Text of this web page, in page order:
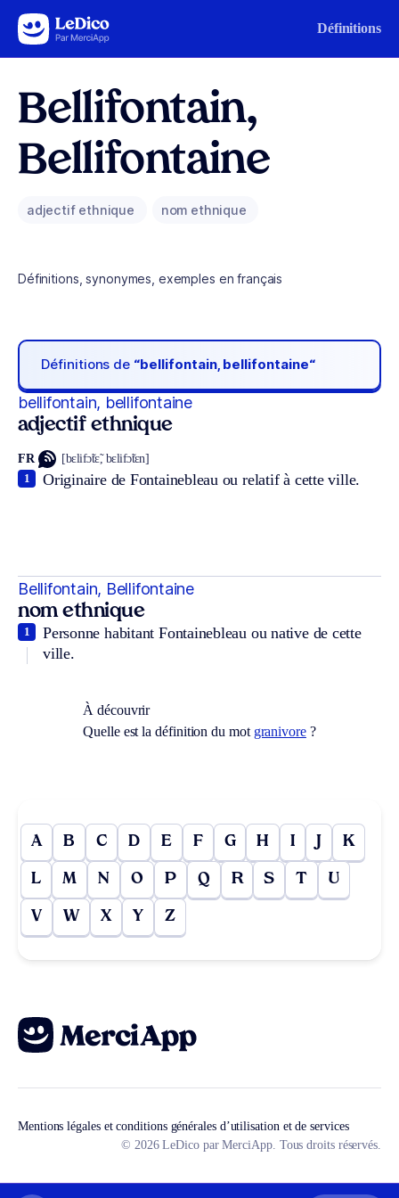
Aller au contenu Définitions
Bellifontain,
Bellifontaine
adjectif ethnique nom ethnique
Définitions, synonymes, exemples en français
Définitions de “bellifontain, bellifontaine“
bellifontain, bellifontaine
adjectif ethnique
FR [bɛlifɔ̃tɛ̃, bɛlifɔ̃tɛn]
Originaire de Fontainebleau ou relatif à cette ville.
1
Bellifontain, Bellifontaine
nom ethnique
Personne habitant Fontainebleau ou native de cette
ville.
1
À découvrir
Quelle est la définition du mot granivore?
A B C D E F G H I J K
L M N O P Q R S T U
V W X Y Z
Mentions légales et conditions générales d’utilisation et de services
© 2026 LeDico par MerciApp. Tous droits réservés.